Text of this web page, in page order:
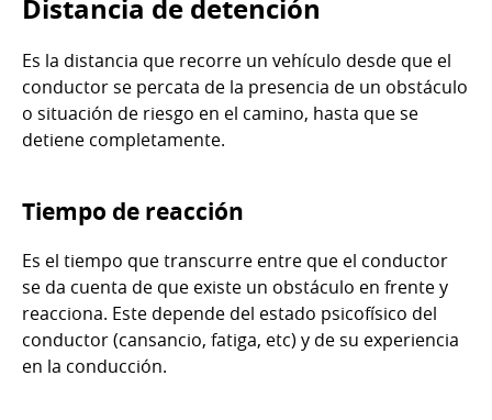
Distancia de detención
Es la distancia que recorre un vehículo desde que el
conductor se percata de la presencia de un obstáculo
o situación de riesgo en el camino, hasta que se
detiene completamente.
Tiempo de reacción
Es el tiempo que transcurre entre que el conductor
se da cuenta de que existe un obstáculo en frente y
reacciona. Este depende del estado psicofísico del
conductor (cansancio, fatiga, etc) y de su experiencia
en la conducción.